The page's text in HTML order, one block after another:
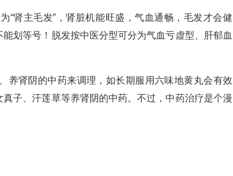
“肾主毛发”，肾脏机能旺盛，气血通畅，毛发才会健
划等号！脱发按中医分型可分为气血亏虚型、肝郁血
养肾阴的中药来调理，如长期服用六味地黄丸会有效
子、汗莲草等养肾阴的中药。不过，中药治疗是个漫